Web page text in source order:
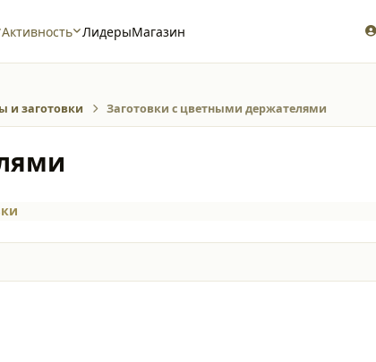
Активность ЛидерыМагазин
и заготовки Заготовки с цветными держателями